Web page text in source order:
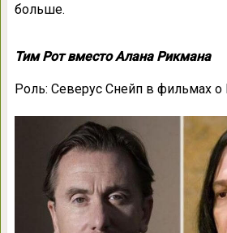
больше.
Тим Рот вместо Алана Рикмана
Роль: Северус Снейп в фильмах о